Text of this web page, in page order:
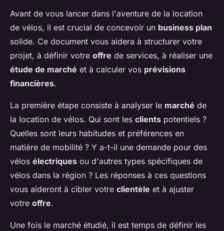
Avant de vous lancer dans l'aventure de la location
de vélos, il est crucial de concevoir un business plan
solide. Ce document vous aidera à structurer votre
projet, à définir votre offre de services, à réaliser une
étude de marché et à calculer vos prévisions
financières.
La première étape consiste à analyser le marché de
la location de vélos. Qui sont les clients potentiels ?
Quelles sont leurs habitudes et préférences en
matière de mobilité ? Y a-t-il une demande pour des
vélos électriques ou d'autres types spécifiques de
vélos dans la région ? Les réponses à ces questions
vous aideront à cibler votre clientèle et à ajuster
votre offre.
Une fois le marché étudié, il est temps de définir les